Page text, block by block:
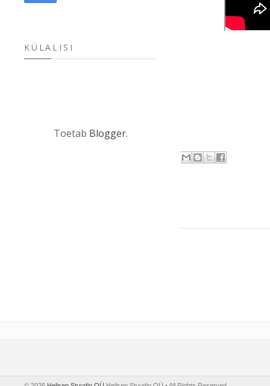
KÜLALISI
Toetab Blogger.